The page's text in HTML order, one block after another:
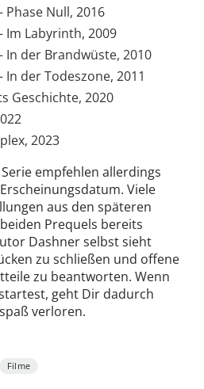
Phase Null, 2016
Im Labyrinth, 2009
In der Brandwüste, 2010
der Todeszone, 2011
Geschichte, 2020
2023
empfehlen allerdings
Viele
aus den späteren
Prequels bereits
Dashner selbst sieht
zu schließen und offene
zu beantworten. Wenn
geht Dir dadurch
verloren.
Filme